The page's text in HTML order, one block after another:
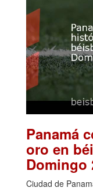
Panamá
oro en
Domingo
Ciudad de